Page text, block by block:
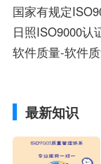
日照ISO9000认
软件质量-软件
最新知识